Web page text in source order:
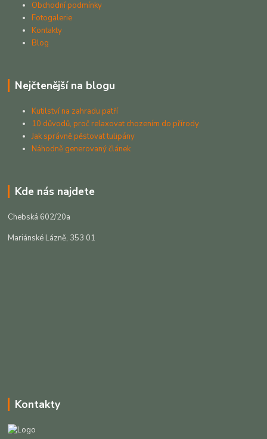
Obchodní podmínky
Fotogalerie
Kontakty
Blog
Nejčtenější na blogu
Kutilství na zahradu patří
10 důvodů, proč relaxovat chozením do přírody
Jak správně pěstovat tulipány
Náhodně generovaný článek
Kde nás najdete
Chebská 602/20a
Mariánské Lázně, 353 01
Kontakty